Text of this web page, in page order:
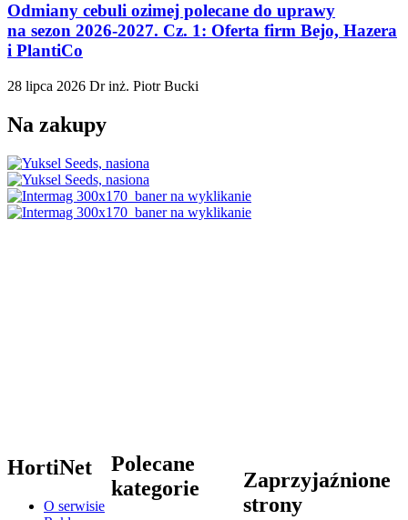
Odmiany cebuli ozimej polecane do uprawy
na sezon 2026-2027. Cz. 1: Oferta firm Bejo, Hazera
i PlantiCo
28 lipca 2026 Dr inż. Piotr Bucki
Na zakupy
HortiNet
O serwisie
Polecane
kategorie
Zaprzyjaźnione
strony